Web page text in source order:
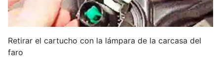
Retirar el cartucho con la lámpara de la carcasa del
faro